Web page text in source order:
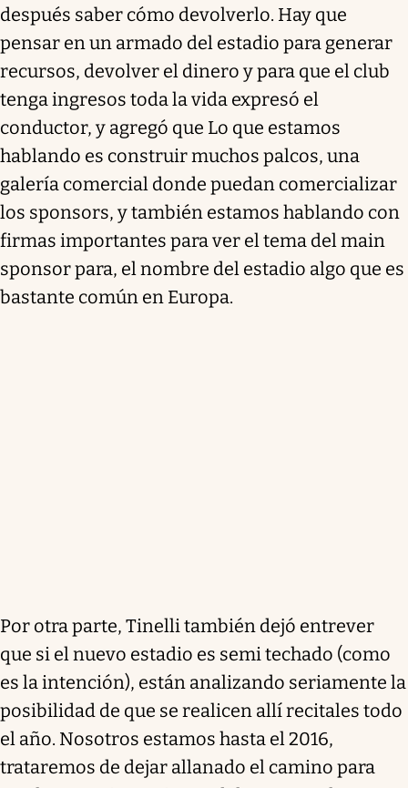
después saber cómo devolverlo. Hay que
pensar en un armado del estadio para generar
recursos, devolver el dinero y para que el club
tenga ingresos toda la vida expresó el
conductor, y agregó que Lo que estamos
hablando es construir muchos palcos, una
galería comercial donde puedan comercializar
los sponsors, y también estamos hablando con
firmas importantes para ver el tema del main
sponsor para, el nombre del estadio algo que es
bastante común en Europa.
Por otra parte, Tinelli también dejó entrever
que si el nuevo estadio es semi techado (como
es la intención), están analizando seriamente la
posibilidad de que se realicen allí recitales todo
el año. Nosotros estamos hasta el 2016,
trataremos de dejar allanado el camino para